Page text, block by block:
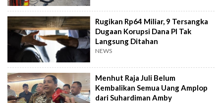
Rugikan Rp64 Miliar, 9 Tersangka
Dugaan Korupsi Dana PI Tak
Langsung Ditahan
NEWS
Menhut Raja Juli Belum
Kembalikan Semua Uang Amplop
dari Suhardiman Amby